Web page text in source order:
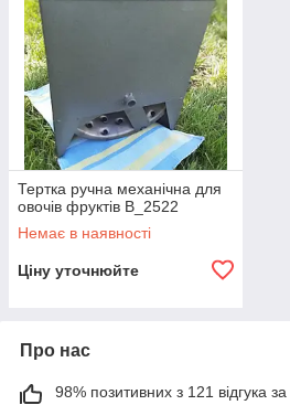
Тертка ручна механічна для
овочів фруктів B_2522
Немає в наявності
Ціну уточнюйте
Про нас
98% позитивних з 121 відгука за